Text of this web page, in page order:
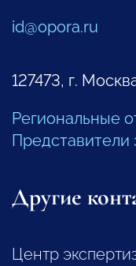
id@opora.ru
127473, г.
Региональные
Другие
Центр